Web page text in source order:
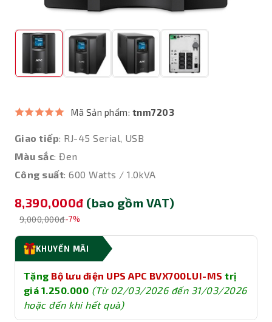
Mã Sản phẩm: tnm7203
Giao tiếp: RJ-45 Serial, USB
Màu sắc: Đen
Công suất: 600 Watts / 1.0kVA
8,390,000đ (bao gồm VAT)
9,000,000đ-7%
KHUYẾN MÃI
TặngBộ lưu điện UPS APC BVX700LUI-MS trị
giá 1.250.000 (Từ 02/03/2026 đến 31/03/2026
hoặc đến khi hết quà)